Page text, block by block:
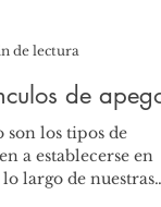
de lectura
de
son los tipos de
a establecerse en